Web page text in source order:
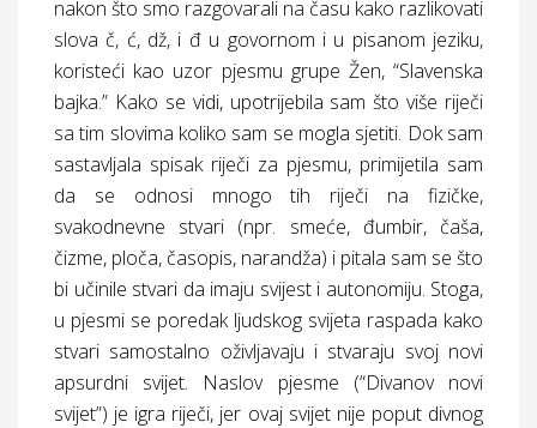
nakon što smo razgovarali na času kako razlikovati
slova č, ć, dž, i đ u govornom i u pisanom jeziku,
koristeći kao uzor pjesmu grupe Žen, “Slavenska
bajka.” Kako se vidi, upotrijebila sam što više riječi
sa tim slovima koliko sam se mogla sjetiti. Dok sam
sastavljala spisak riječi za pjesmu, primijetila sam
da se odnosi mnogo tih riječi na fizičke,
svakodnevne stvari (npr. smeće, đumbir, čaša,
čizme, ploča, časopis, narandža) i pitala sam se što
bi učinile stvari da imaju svijest i autonomiju. Stoga,
u pjesmi se poredak ljudskog svijeta raspada kako
stvari samostalno oživljavaju i stvaraju svoj novi
apsurdni svijet. Naslov pjesme (“Divanov novi
svijet”) je igra riječi, jer ovaj svijet nije poput divnog